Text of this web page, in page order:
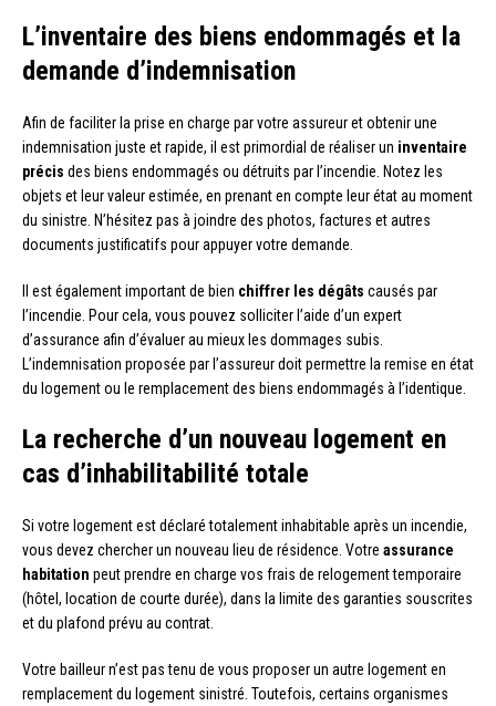
L’inventaire des biens endommagés et la
demande d’indemnisation
Afin de faciliter la prise en charge par votre assureur et obtenir une
indemnisation juste et rapide, il est primordial de réaliser un inventaire
précis des biens endommagés ou détruits par l’incendie. Notez les
objets et leur valeur estimée, en prenant en compte leur état au moment
du sinistre. N’hésitez pas à joindre des photos, factures et autres
documents justificatifs pour appuyer votre demande.
Il est également important de bien chiffrer les dégâts causés par
l’incendie. Pour cela, vous pouvez solliciter l’aide d’un expert
d’assurance afin d’évaluer au mieux les dommages subis.
L’indemnisation proposée par l’assureur doit permettre la remise en état
du logement ou le remplacement des biens endommagés à l’identique.
La recherche d’un nouveau logement en
cas d’inhabilitabilité totale
Si votre logement est déclaré totalement inhabitable après un incendie,
vous devez chercher un nouveau lieu de résidence. Votre assurance
habitation peut prendre en charge vos frais de relogement temporaire
(hôtel, location de courte durée), dans la limite des garanties souscrites
et du plafond prévu au contrat.
Votre bailleur n’est pas tenu de vous proposer un autre logement en
remplacement du logement sinistré. Toutefois, certains organismes